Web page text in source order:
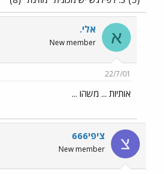
א אלי.
New member
22/7/01
אותיות ... משהו ...
צ ציפי666
New member